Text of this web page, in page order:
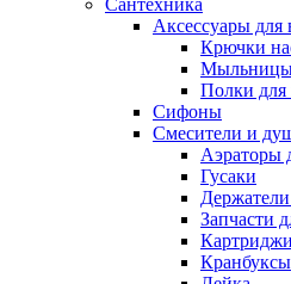
Сантехника
Аксессуары
Крючки
Полки для
Сифоны
Смесители и
Аэраторы
Гусаки
Запчасти
Кранбуксы